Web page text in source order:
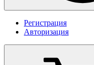
Регистрация
Авторизация